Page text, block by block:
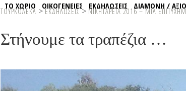
ΤΟ ΧΩΡΙΟ ΟΙΚΟΓΕΝΕΙΕΣ ΕΚΔΗΛΩΣΕΙΣ ΔΙΑΜΟΝΗ /
ΤΟΥΡΚΟΛΕΚΑ >ΕΚΔΗΛΩΣΕΙΣ> ΝΙΚΗΤΑΡΕΙΑ 2016 – ΜΙΑ
Στήνουμε τα τραπέζια …